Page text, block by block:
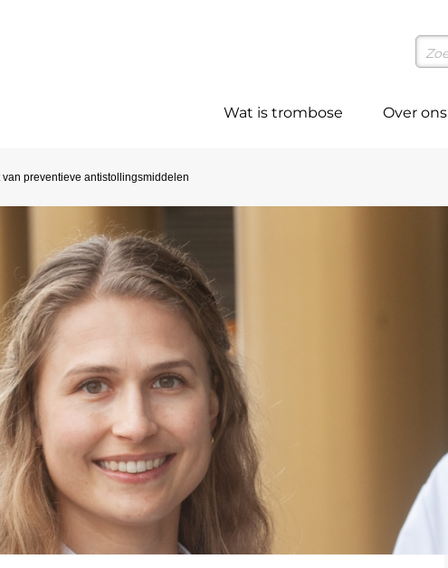
Wat is trombose Over ons
van preventieve antistollingsmiddelen